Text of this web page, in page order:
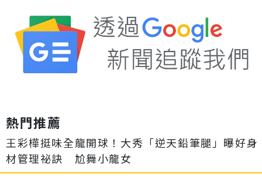
熱門推薦
王彩樺挺味全龍開球！大秀「逆天鉛筆腿」曝好身
材管理祕訣 尬舞小龍女